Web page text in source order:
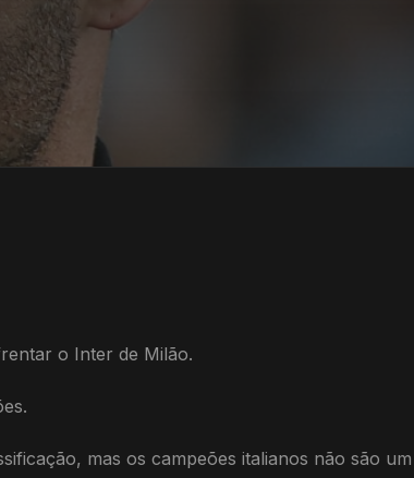
o Inter de Milão.
mas os campeões italianos não são